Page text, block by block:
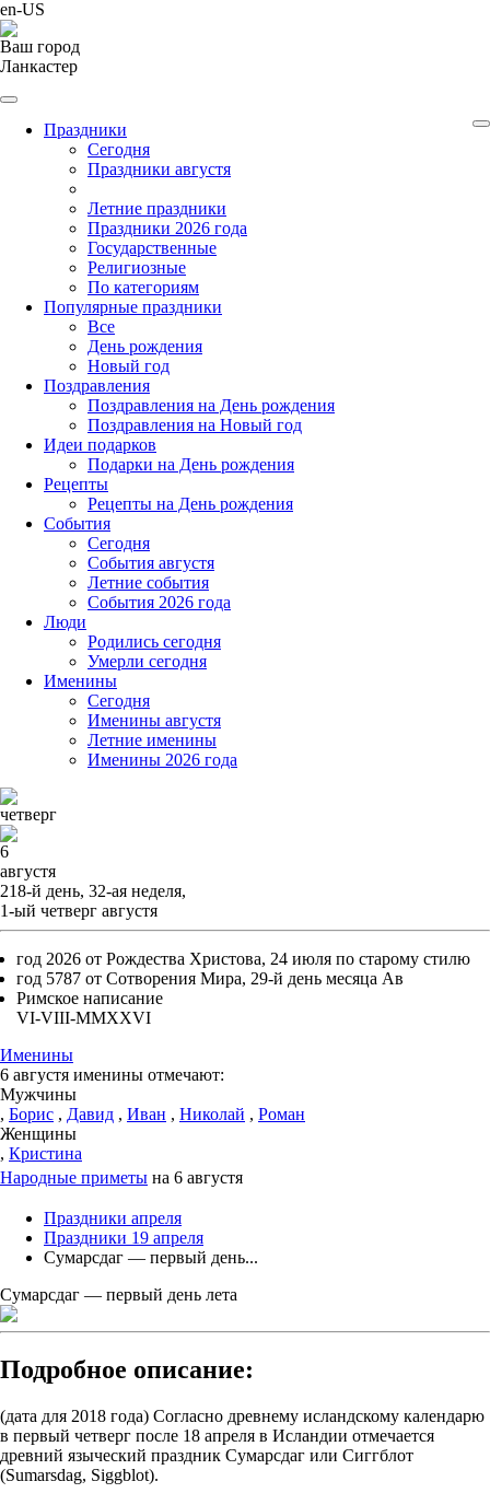
en-US
Ваш город
Ланкастер
Праздники
Cегодня
Праздники августя
Летние праздники
Праздники 2026 года
Государственные
Религиозные
По категориям
Популярные праздники
Все
День рождения
Новый год
Поздравления
Поздравления на День рождения
Поздравления на Новый год
Идеи подарков
Подарки на День рождения
Рецепты
Рецепты на День рождения
События
Cегодня
События августя
Летние события
События 2026 года
Люди
Родились сегодня
Умерли сегодня
Именины
Cегодня
Именины августя
Летние именины
Именины 2026 года
четверг
6
августя
218-й день, 32-ая неделя,
1-ый четверг августя
год 2026 от Рождества Христова, 24 июля по старому стилю
год 5787 от Сотворения Мира, 29-й день месяца Ав
Римское написание
VI-VIII-MMXXVI
Именины
6 августя именины отмечают:
Мужчины
, Борис , Давид , Иван , Николай , Роман
Женщины
, Кристина
Народные приметы на 6 августя
Праздники апреля
Праздники 19 апреля
Сумарсдаг — первый день...
Сумарсдаг — первый день лета
Подробное описание:
(дата для 2018 года) Согласно древнему исландскому календарю
в первый четверг после 18 апреля в Исландии отмечается
древний языческий праздник Сумарсдаг или Сиггблот
(Sumarsdag, Siggblot).